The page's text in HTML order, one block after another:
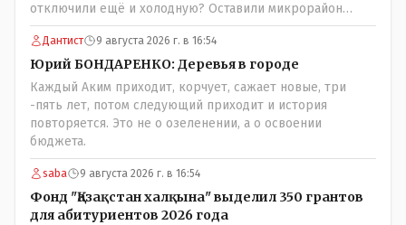
отключили ещё и холодную? Оставили микрорайон
вообще без воды?
Дантист 9 августа 2026 г. в 16:54
Юрий БОНДАРЕНКО: Деревья в городе
Каждый Аким приходит, корчует, сажает новые, три
-пять лет, потом следующий приходит и история
повторяется. Это не о озеленении, а о освоении
бюджета.
saba 9 августа 2026 г. в 16:54
Фонд "Қазақстан халқына" выделил 350 грантов
для абитуриентов 2026 года